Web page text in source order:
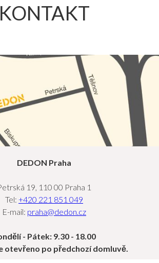
KONTAKT
DEDON Praha
19, 110 00 Praha 1
Tel: +420 221 851 049
E-mail: praha@dedon.cz
- Pátek: 9.30 - 18.00
otevřeno po předchozí domluvě.